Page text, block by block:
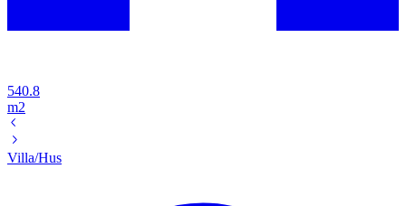
540.8
m2
Villa/Hus